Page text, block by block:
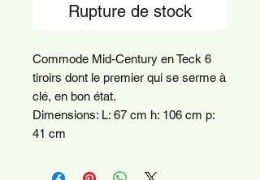
Rupture de stock
Commode Mid-Century en Teck 6
tiroirs dont le premier qui se serme à
clé, en bon état.
Dimensions: L: 67 cm h: 106 cm p:
41 cm